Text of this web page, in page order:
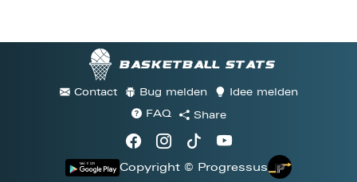
Basketball stats
Contact Bug melden
Idee melden
FAQ
Share
Copyright © Progressus